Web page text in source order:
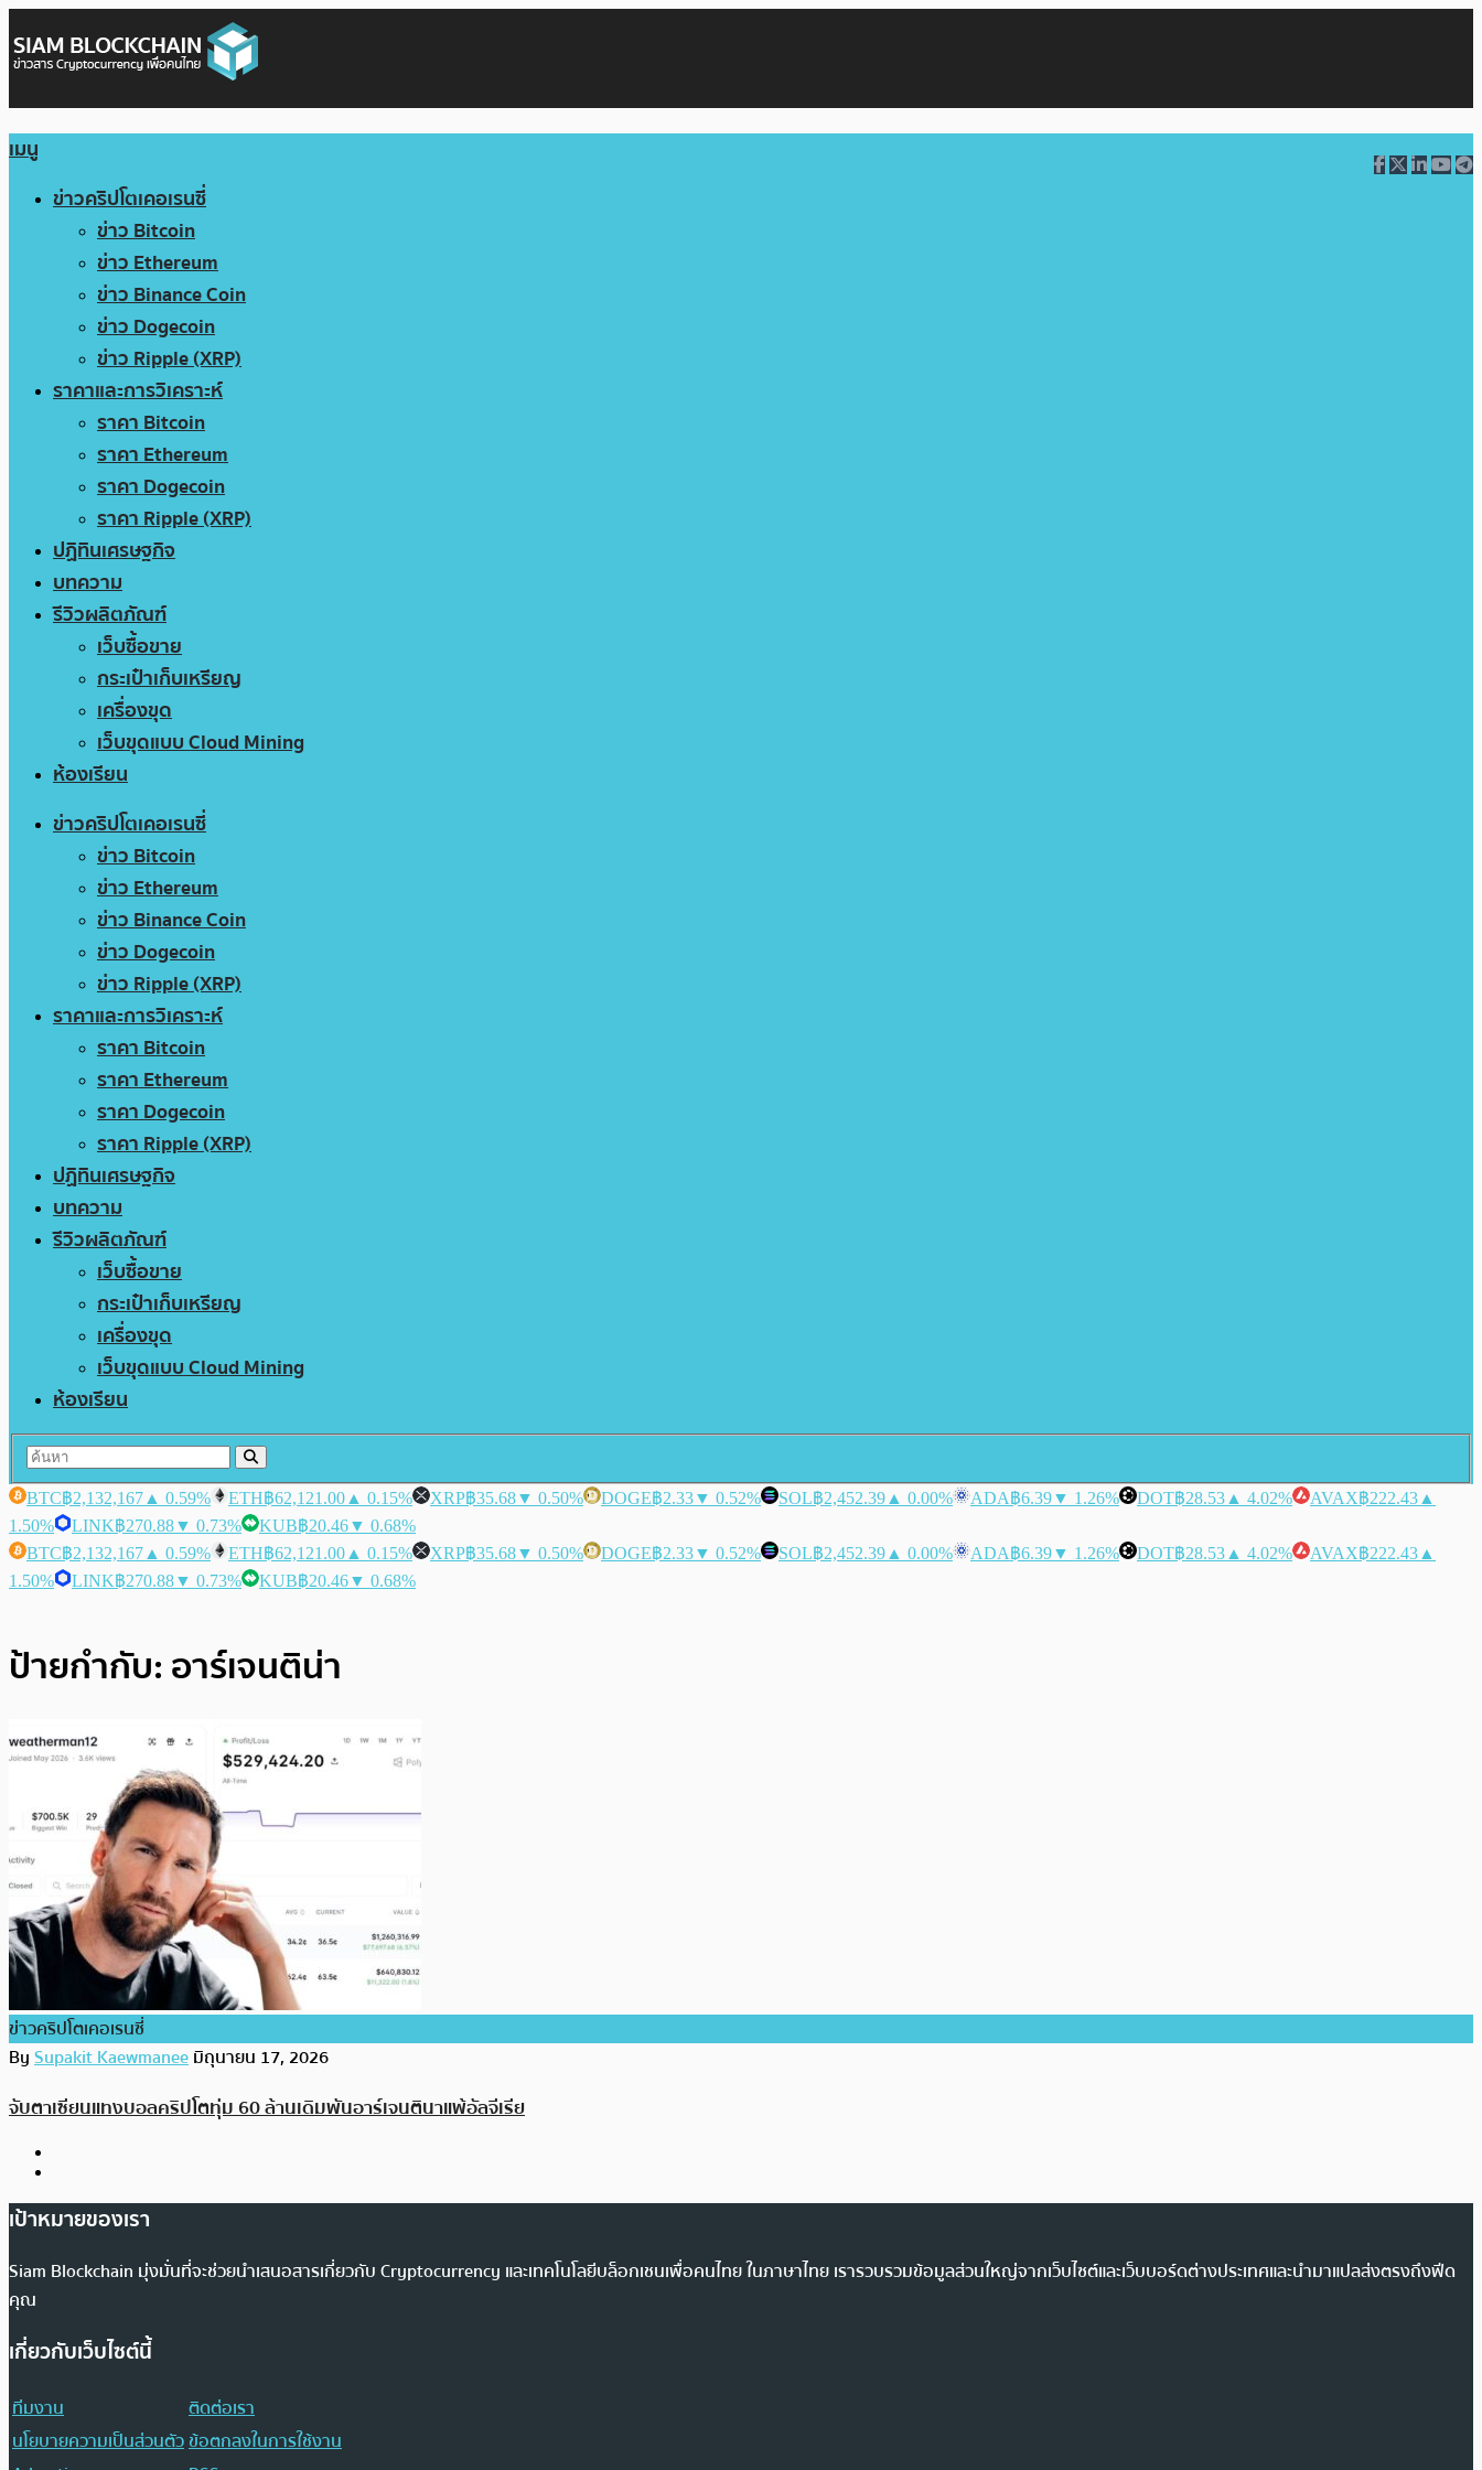
เมนู
ข่าวคริปโตเคอเรนซี่
ข่าว Bitcoin
ข่าว Ethereum
ข่าว Binance Coin
ข่าว Dogecoin
ข่าว Ripple (XRP)
ราคาและการวิเคราะห์
ราคา Bitcoin
ราคา Ethereum
ราคา Dogecoin
ราคา Ripple (XRP)
ปฏิทินเศรษฐกิจ
บทความ
รีวิวผลิตภัณฑ์
เว็บซื้อขาย
กระเป๋าเก็บเหรียญ
เครื่องขุด
เว็บขุดแบบ Cloud Mining
ห้องเรียน
ข่าวคริปโตเคอเรนซี่
ข่าว Bitcoin
ข่าว Ethereum
ข่าว Binance Coin
ข่าว Dogecoin
ข่าว Ripple (XRP)
ราคาและการวิเคราะห์
ราคา Bitcoin
ราคา Ethereum
ราคา Dogecoin
ราคา Ripple (XRP)
ปฏิทินเศรษฐกิจ
บทความ
รีวิวผลิตภัณฑ์
เว็บซื้อขาย
กระเป๋าเก็บเหรียญ
เครื่องขุด
เว็บขุดแบบ Cloud Mining
ห้องเรียน
BTC฿2,132,167 ▲ 0.59% ETH฿62,121.00 ▲ 0.15% XRP฿35.68▼ 0.50% DOGE฿2.33▼ 0.52% SOL฿2,452.39 ▲ 0.00% ADA฿6.39▼ 1.26% DOT฿28.53 ▲ 4.02% AVAX฿222.43 ▲
1.50%
LINK฿270.88▼ 0.73% KUB฿20.46▼ 0.68%
BTC฿2,132,167 ▲ 0.59% ETH฿62,121.00 ▲ 0.15% XRP฿35.68▼ 0.50% DOGE฿2.33▼ 0.52% SOL฿2,452.39 ▲ 0.00% ADA฿6.39▼ 1.26% DOT฿28.53 ▲ 4.02% AVAX฿222.43 ▲
1.50%
LINK฿270.88▼ 0.73% KUB฿20.46▼ 0.68%
ป้ายกำกับ: อาร์เจนติน่า
ข่าวคริปโตเคอเรนซี่
BySupakit Kaewmaneeมิถุนายน 17, 2026
จับตาเซียนแทงบอลคริปโตทุ่ม 60 ล้านเดิมพันอาร์เจนตินาแพ้อัลจีเรีย
เป้าหมายของเรา
Siam Blockchain มุ่งมั่นที่จะช่วยนำเสนอสารเกี่ยวกับ Cryptocurrency และเทคโนโลยีบล็อกเชนเพื่อคนไทย ในภาษาไทย เรารวบรวมข้อมูลส่วนใหญ่จากเว็บไซต์และเว็บบอร์ดต่างประเทศและนำมาแปลส่งตรงถึงฟีด
คุณ
เกี่ยวกับเว็บไซต์นี้
ทีมงาน
ติดต่อเรา
นโยบายความเป็นส่วนตัวข้อตกลงในการใช้งาน